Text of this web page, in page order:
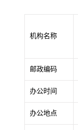
机构名称
邮政编码
办公时间
办公地点